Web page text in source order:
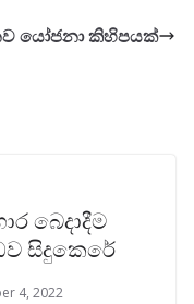
යෝජනා කිහිපයක්
බෙදාදීම
සිදුකෙරේ
4, 2022